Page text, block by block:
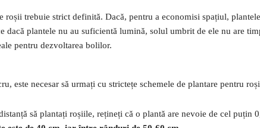
roșii trebuie strict definită. Dacă, pentru a economisi spațiul,
dacă plantele nu au suficientă lumină, solul umbrit de ele nu are
pentru dezvoltarea bolilor.
este necesar să urmați cu strictețe schemele de plantare pentru
să plantați roșiile, rețineți că o plantă are nevoie de cel puțin